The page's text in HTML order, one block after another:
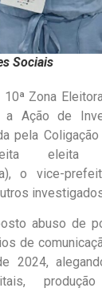
Sociais
Zona
a Ação de
pela
eleita
o vice-
abuso de
de
2024,